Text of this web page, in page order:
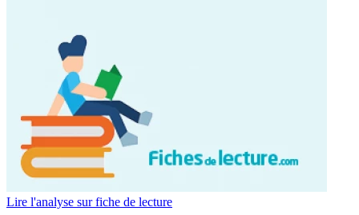
Lire l'analyse sur fiche de lecture